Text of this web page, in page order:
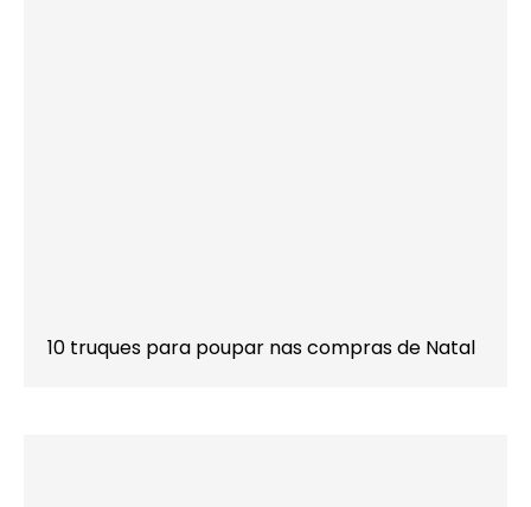
10 truques para poupar nas compras de Natal